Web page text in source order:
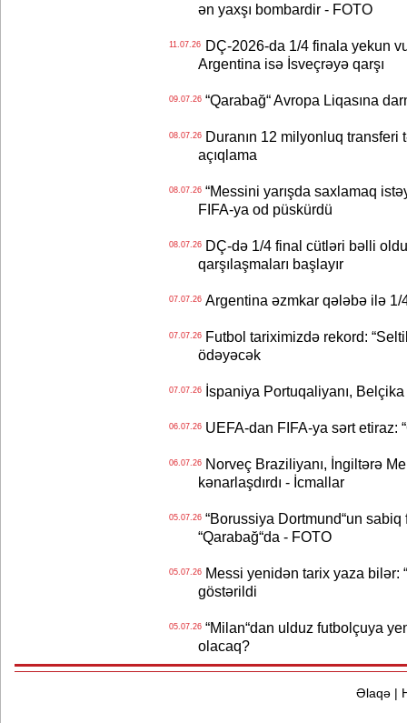
ən yaxşı bombardir - FOTO
11.07.26DÇ-2026-da 1/4 finala yekun
Argentina isə İsveçrəyə qarşı
09.07.26“Qarabağ“ Avropa Liqasına
08.07.26Duranın 12 milyonluq transferi
açıqlama
08.07.26“Messini yarışda saxlamaq
FIFA-ya od püskürdü
08.07.26DÇ-də 1/4 final cütləri bəlli
qarşılaşmaları başlayır
07.07.26Argentina əzmkar qələbə ilə 1/
07.07.26Futbol tariximizdə rekord:
ödəyəcək
07.07.26İspaniya Portuqaliyanı, Belçika
06.07.26UEFA-dan FIFA-ya sərt etiraz:
06.07.26Norveç Braziliyanı, İngiltərə
kənarlaşdırdı - İcmallar
05.07.26“Borussiya Dortmund“un sabiq
“Qarabağ“da - FOTO
05.07.26Messi yenidən tarix yaza bilər:
göstərildi
05.07.26“Milan“dan ulduz futbolçuya
olacaq?
Əlaqə|